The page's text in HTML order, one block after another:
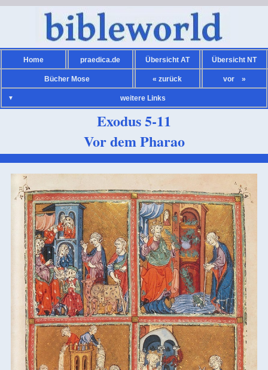
Home praedica.de Übersicht AT Übersicht NT
Bücher Mose « zurück vor »
Bibelsprüche NT
Kalender
Kirchenjahr
Übersicht Heilige
Übersicht Maria
Verschiedenes
weitere Links
Exodus 5-11
Vor dem Pharao